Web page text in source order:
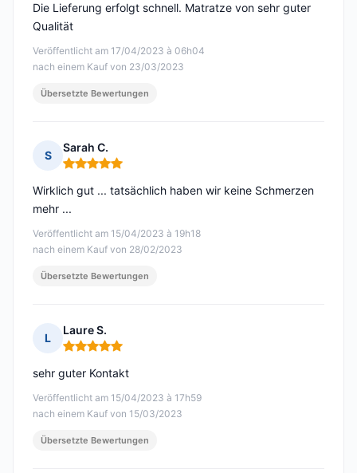
Veröffentlicht am 17/04/2023 à 06h04
nach einem Kauf von 23/03/2023
Die Lieferung erfolgt schnell. Matratze von sehr guter
Qualität
Übersetzte Bewertungen
S
Sarah C.
Hinweis: 5 von 5
Veröffentlicht am 15/04/2023 à 19h18
nach einem Kauf von 28/02/2023
Wirklich gut ... tatsächlich haben wir keine Schmerzen
mehr ...
Übersetzte Bewertungen
L
Laure S.
Hinweis: 5 von 5
Veröffentlicht am 15/04/2023 à 17h59
nach einem Kauf von 15/03/2023
sehr guter Kontakt
Übersetzte Bewertungen